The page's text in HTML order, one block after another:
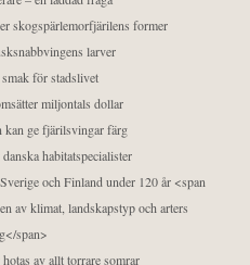
skogspärlemorfjärilens former
larver
för stadslivet
miljontals dollar
kan ge fjärilsvingar färg
habitatspecialister
och Finland under 120 år <span
av klimat, landskapstyp och arters
span>
av allt torrare somrar